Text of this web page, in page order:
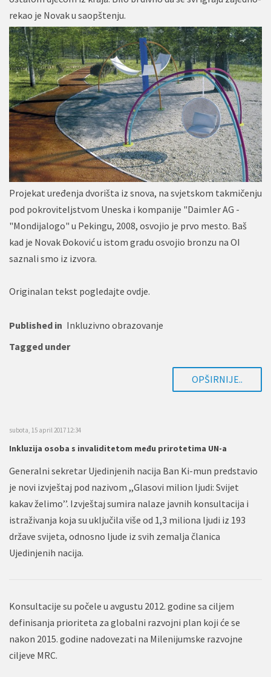
rekao je Novak u saopštenju.
Projekat uređenja dvorišta iz snova, na svjetskom takmičenju
pod pokroviteljstvom Uneska i kompanije "Daimler AG -
"Mondijalogo" u Pekingu, 2008, osvojio je prvo mesto. Baš
kad je Novak Đoković u istom gradu osvojio bronzu na OI
saznali smo iz izvora.
Originalan tekst pogledajte ovdje.
Published in Inkluzivno obrazovanje
Tagged under
OPŠIRNIJE..
subota, 15 april 2017 12:34
Inkluzija osoba s invaliditetom među prirotetima UN-a
Generalni sekretar Ujedinjenih nacija Ban Ki-mun predstavio
je novi izvještaj pod nazivom ,,Glasovi milion ljudi: Svijet
kakav želimo’’. Izvještaj sumira nalaze javnih konsultacija i
istraživanja koja su uključila više od 1,3 miliona ljudi iz 193
države svijeta, odnosno ljude iz svih zemalja članica
Ujedinjenih nacija.
Konsultacije su počele u avgustu 2012. godine sa ciljem
definisanja prioriteta za globalni razvojni plan koji će se
nakon 2015. godine nadovezati na Milenijumske razvojne
ciljeve MRC.